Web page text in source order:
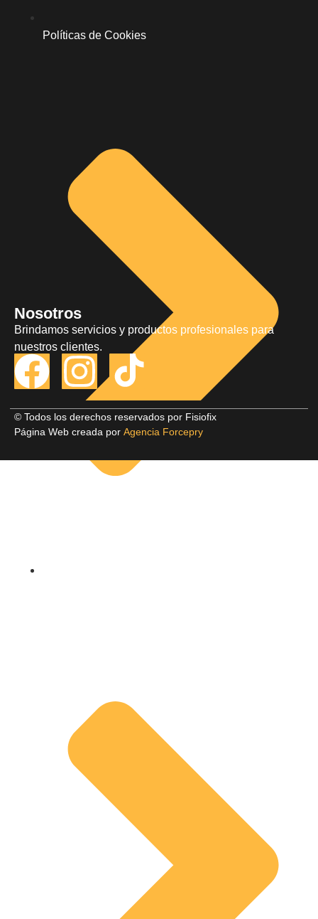
Políticas de Cookies
Nosotros
Brindamos servicios y productos profesionales para
nuestros clientes.
© Todos los derechos reservados por Fisiofix
Página Web creada por Agencia Forcepry